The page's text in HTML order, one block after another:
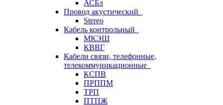
АСБл
Провод акустический
Stereo
Кабель контрольный
МКЭШ
КВВГ
Кабели связи, телефонные,
телекоммуникационные
КСПВ
ПРППМ
ТРП
ПТПЖ